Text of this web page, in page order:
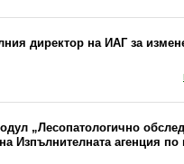
директор на ИАГ за
„Лесопатологично
Изпълнителната агенция по